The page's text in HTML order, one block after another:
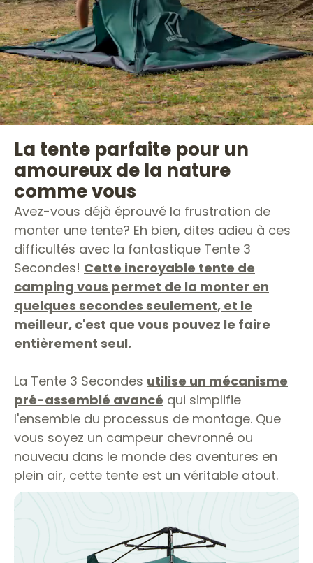
La tente parfaite pour un
amoureux de la nature
comme vous
Avez-vous déjà éprouvé la frustration de
monter une tente? Eh bien, dites adieu à ces
difficultés avec la fantastique Tente 3
Secondes! Cette incroyable tente de
camping vous permet de la monter en
quelques secondes seulement, et le
meilleur, c'est que vous pouvez le faire
entièrement seul.
La Tente 3 Secondes utilise un mécanisme
pré-assemblé avancé qui simplifie
l'ensemble du processus de montage. Que
vous soyez un campeur chevronné ou
nouveau dans le monde des aventures en
plein air, cette tente est un véritable atout.